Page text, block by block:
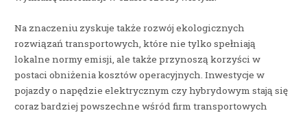
Na znaczeniu zyskuje także rozwój ekologicznych
rozwiązań transportowych, które nie tylko spełniają
lokalne normy emisji, ale także przynoszą korzyści w
postaci obniżenia kosztów operacyjnych. Inwestycje w
pojazdy o napędzie elektrycznym czy hybrydowym stają się
coraz bardziej powszechne wśród firm transportowych